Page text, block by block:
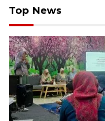
Top News